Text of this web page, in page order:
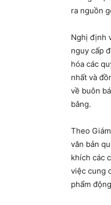
ra nguồn
Nghị định
nguy cấp
hóa các
nhất và
về buôn
bằng.
Theo
văn bản
khích các
việc cung
phẩm